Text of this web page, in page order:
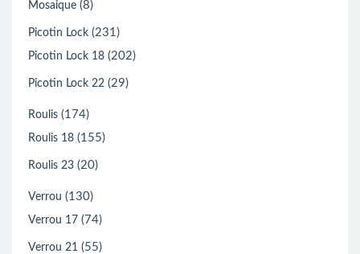
Mosaique (8)
Picotin Lock (231)
Picotin Lock 18 (202)
Picotin Lock 22 (29)
Roulis (174)
Roulis 18 (155)
Roulis 23 (20)
Verrou (130)
Verrou 17 (74)
Verrou 21 (55)